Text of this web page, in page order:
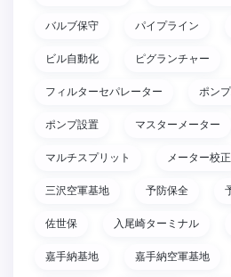
バルブ保守 パイプライン
ビル自動化 ピグランチャー
フィルターセパレーター ポン
ポンプ設置 マスターメーター
マルチスプリット メーター校正
三沢空軍基地 予防保全
佐世保 入尾崎ターミナル
嘉手納基地 嘉手納空軍基地